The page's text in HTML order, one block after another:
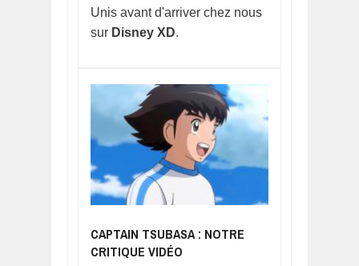
Unis avant d'arriver chez nous
sur Disney XD.
CAPTAIN TSUBASA : NOTRE
CRITIQUE VIDÉO